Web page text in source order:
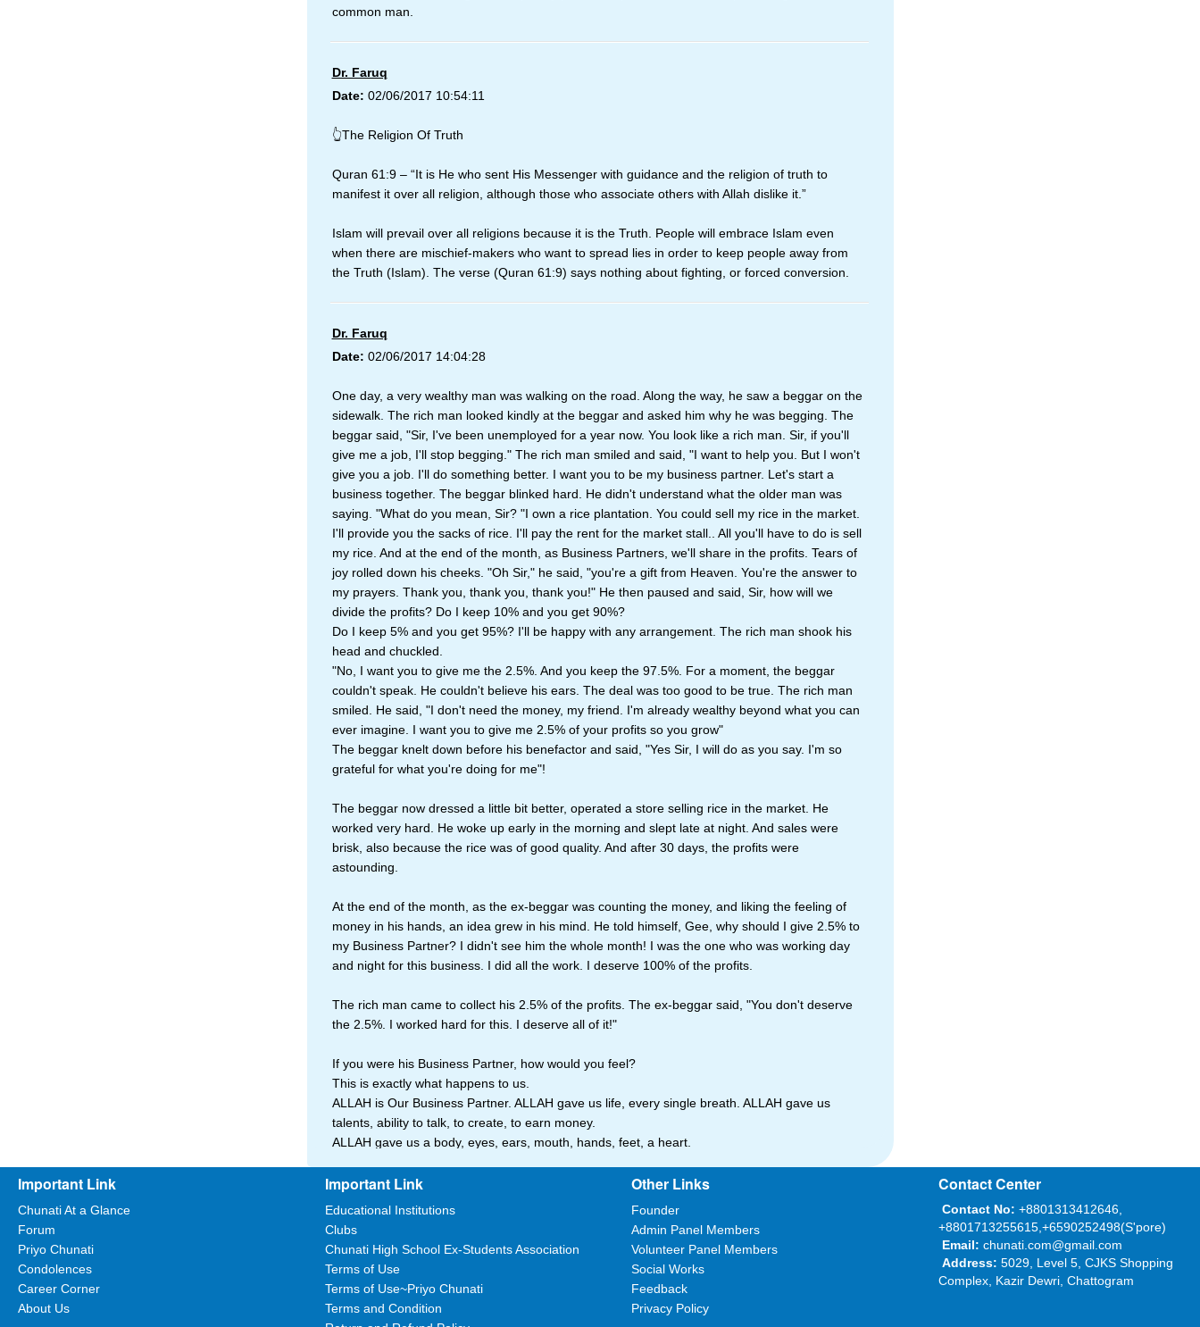
common man.
Dr. Faruq
Date: 02/06/2017 10:54:11
👆The Religion Of Truth
Quran 61:9 – “It is He who sent His Messenger with guidance and the religion of truth to
manifest it over all religion, although those who associate others with Allah dislike it.”
Islam will prevail over all religions because it is the Truth. People will embrace Islam even
when there are mischief-makers who want to spread lies in order to keep people away from
the Truth (Islam). The verse (Quran 61:9) says nothing about fighting, or forced conversion.
Dr. Faruq
Date: 02/06/2017 14:04:28
One day, a very wealthy man was walking on the road. Along the way, he saw a beggar on the
sidewalk. The rich man looked kindly at the beggar and asked him why he was begging. The
beggar said, "Sir, I've been unemployed for a year now. You look like a rich man. Sir, if you'll
give me a job, I'll stop begging." The rich man smiled and said, "I want to help you. But I won't
give you a job. I'll do something better. I want you to be my business partner. Let's start a
business together. The beggar blinked hard. He didn't understand what the older man was
saying. "What do you mean, Sir? "I own a rice plantation. You could sell my rice in the market.
I'll provide you the sacks of rice. I'll pay the rent for the market stall.. All you'll have to do is sell
my rice. And at the end of the month, as Business Partners, we'll share in the profits. Tears of
joy rolled down his cheeks. "Oh Sir," he said, "you're a gift from Heaven. You're the answer to
my prayers. Thank you, thank you, thank you!" He then paused and said, Sir, how will we
divide the profits? Do I keep 10% and you get 90%?
Do I keep 5% and you get 95%? I'll be happy with any arrangement. The rich man shook his
head and chuckled.
"No, I want you to give me the 2.5%. And you keep the 97.5%. For a moment, the beggar
couldn't speak. He couldn't believe his ears. The deal was too good to be true. The rich man
smiled. He said, "I don't need the money, my friend. I'm already wealthy beyond what you can
ever imagine. I want you to give me 2.5% of your profits so you grow"
The beggar knelt down before his benefactor and said, "Yes Sir, I will do as you say. I'm so
grateful for what you're doing for me"!
The beggar now dressed a little bit better, operated a store selling rice in the market. He
worked very hard. He woke up early in the morning and slept late at night. And sales were
brisk, also because the rice was of good quality. And after 30 days, the profits were
astounding.
At the end of the month, as the ex-beggar was counting the money, and liking the feeling of
money in his hands, an idea grew in his mind. He told himself, Gee, why should I give 2.5% to
my Business Partner? I didn't see him the whole month! I was the one who was working day
and night for this business. I did all the work. I deserve 100% of the profits.
The rich man came to collect his 2.5% of the profits. The ex-beggar said, "You don't deserve
the 2.5%. I worked hard for this. I deserve all of it!"
If you were his Business Partner, how would you feel?
This is exactly what happens to us.
ALLAH is Our Business Partner. ALLAH gave us life, every single breath. ALLAH gave us
talents, ability to talk, to create, to earn money.
ALLAH gave us a body, eyes, ears, mouth, hands, feet, a heart.
Dr. Faruq
Important Link
Chunati At a Glance
Forum
Priyo Chunati
Condolences
Career Corner
About Us
Important Link
Educational Institutions
Clubs
Chunati High School Ex-Students Association
Terms of Use
Terms of Use~Priyo Chunati
Terms and Condition
Other Links
Founder
Admin Panel Members
Volunteer Panel Members
Social Works
Feedback
Privacy Policy
Contact Center
Contact No: +8801313412646,
+8801713255615,+6590252498(S'pore)
Email: chunati.com@gmail.com
Address: 5029, Level 5, CJKS Shopping
Complex, Kazir Dewri, Chattogram